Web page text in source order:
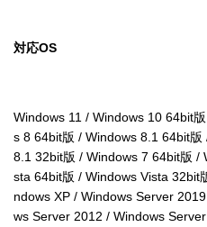
対応OS
Windows 11 / Windows 10 64bit
s 8 64bit版 / Windows 8.1 64bit
8.1 32bit版 / Windows 7 64bit版 /
sta 64bit版 / Windows Vista 32bit
ndows XP / Windows Server
ws Server 2012 / Windows